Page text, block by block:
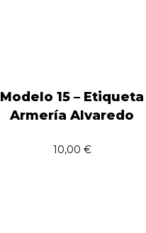
Modelo 15 – Etiqueta
Armería Alvaredo
10,00 €